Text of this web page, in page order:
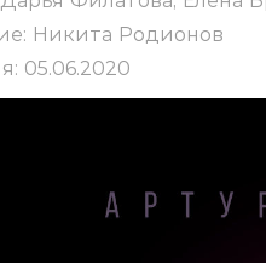
Никита Родионов
05.06.2020